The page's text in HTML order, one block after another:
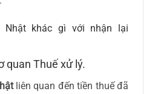
Nhật khác gì với nhận lại
quan Thuế xử lý.
liên quan đến tiền thuế đã